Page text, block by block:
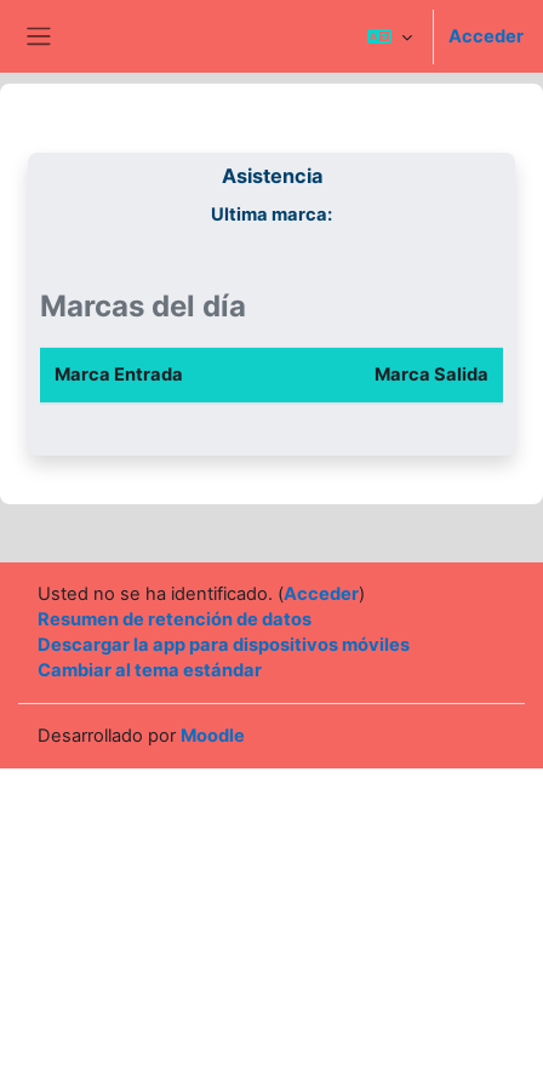
Acceder
Asistencia
Ultima marca:
Marcas del día
Marca Entrada Marca Salida
Usted no se ha identificado. (Acceder)
Resumen de retención de datos
Descargar la app para dispositivos móviles
Cambiar al tema estándar
Desarrollado por Moodle